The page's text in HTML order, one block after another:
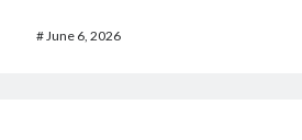
#June 6, 2026